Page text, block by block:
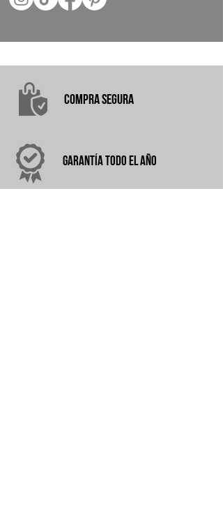
COMPRASEGURA
garantÍA TODO EL AÑO